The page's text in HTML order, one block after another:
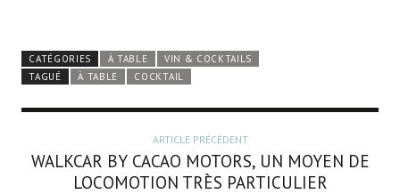
CATÉGORIES À TABLE
VIN & COCKTAILS
TAGUÉ
À TABLE COCKTAIL
ARTICLE PRÉCÉDENT
WALKCAR BY CACAO MOTORS, UN MOYEN DE
LOCOMOTION TRÈS PARTICULIER